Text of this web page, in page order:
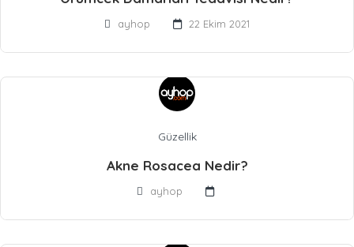
ayhop 22 Ekim 2021
Güzellik
Akne Rosacea Nedir?
ayhop